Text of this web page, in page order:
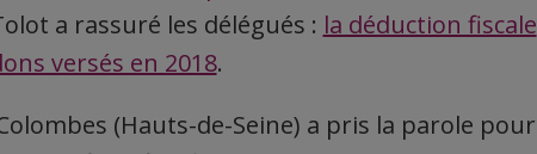
a rassuré les délégués : la déduction fiscale
versés en 2018.
(Hauts-de-Seine) a pris la parole pour